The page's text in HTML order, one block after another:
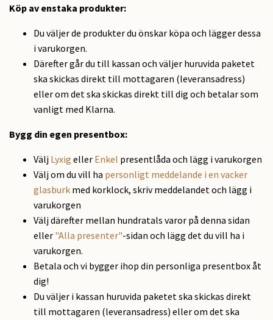
Köp av enstaka produkter:
Du väljer de produkter du önskar köpa och lägger dessa
i varukorgen.
Därefter går du till kassan och väljer huruvida paketet
ska skickas direkt till mottagaren (leveransadress)
eller om det ska skickas direkt till dig och betalar som
vanligt med Klarna.
Bygg din egen presentbox:
Välj Lyxig eller Enkel presentlåda och lägg i varukorgen
Välj om du vill ha personligt meddelande i en vacker
glasburk med korklock, skriv meddelandet och lägg i
varukorgen
Välj därefter mellan hundratals varor på denna sidan
eller "Alla presenter"-sidan och lägg det du vill ha i
varukorgen.
Betala och vi bygger ihop din personliga presentbox åt
dig!
Du väljer i kassan huruvida paketet ska skickas direkt
till mottagaren (leveransadress) eller om det ska